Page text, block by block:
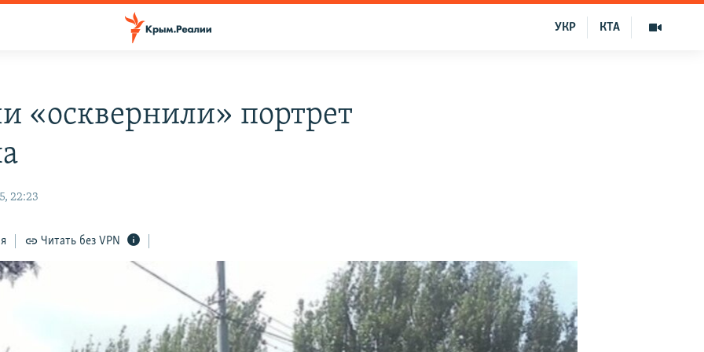
КТА
УКР
«осквернили» портрет
22:23
Читать без VPN